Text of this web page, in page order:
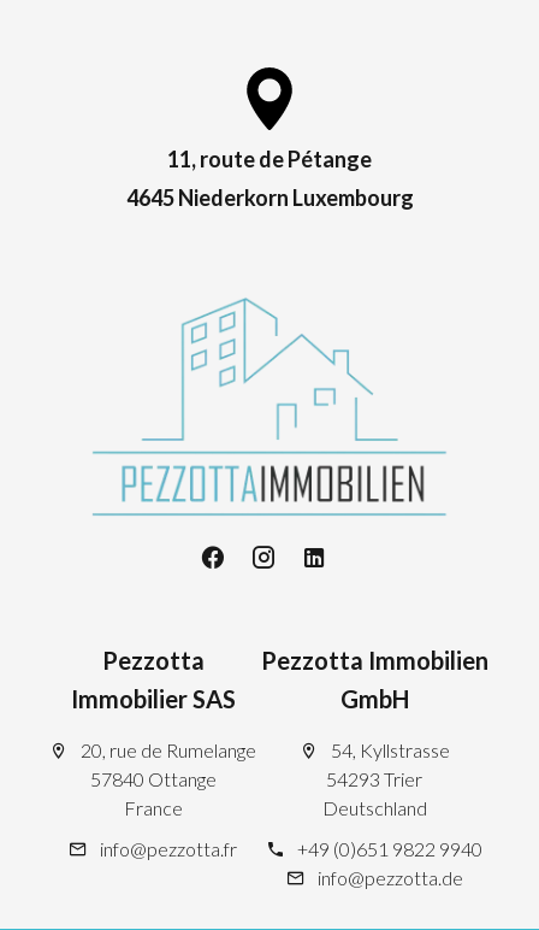
11, route de Pétange
4645 Niederkorn Luxembourg
Pezzotta
Immobilier SAS
20, rue de Rumelange
57840 Ottange
France
info@pezzotta.fr
Pezzotta Immobilien
GmbH
54, Kyllstrasse
54293 Trier
Deutschland
+49 (0)651 9822 9940
info@pezzotta.de